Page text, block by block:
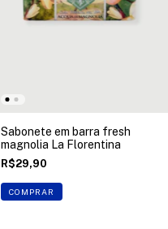
Sabonete em barra fresh
magnolia La Florentina
R$29,90
COMPRAR